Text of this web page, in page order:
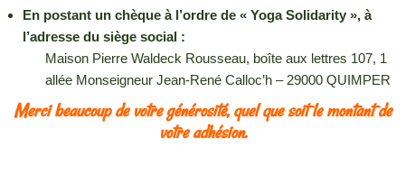
En postant un chèque à l’ordre de « Yoga Solidarity », à
l’adresse du siège social :
Maison Pierre Waldeck Rousseau, boîte aux lettres 107, 1
allée Monseigneur Jean-René Calloc’h – 29000 QUIMPER
Merci beaucoup de votre générosité, quel que soit le montant de
votre adhésion.